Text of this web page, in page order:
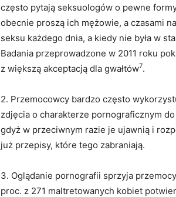
często pytają seksuologów o pewne
obecnie proszą ich mężowie, a czasami
seksu każdego dnia, a kiedy nie była w
Badania przeprowadzone w 2011 roku
z większą akceptacją dla gwałtów7.
2. Przemocowcy bardzo często
zdjęcia o charakterze pornograficznym
gdyż w przeciwnym razie je ujawnią i
już przepisy, które tego zabraniają.
3. Oglądanie pornografii sprzyja
proc. z 271 maltretowanych kobiet